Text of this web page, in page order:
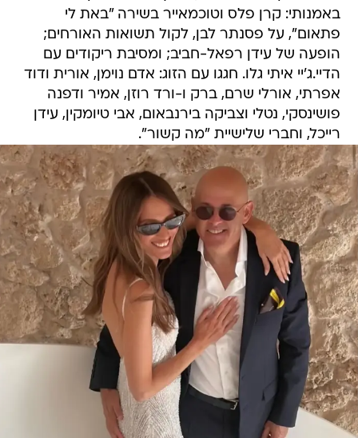
באמנותי: קרן פלס וטוכמאייר בשירה "באת לי
פתאום", על פסנתר לבן, לקול תשואות האורחים;
הופעה של עידן רפאל-חביב; ומסיבת ריקודים עם
הדיי.ג'יי איתי גלו. חגגו עם הזוג: אדם נוימן, אורית ודוד
אפרתי, אורלי שרם, ברק ו-ורד רוזן, אמיר ודפנה
פושינסקי, נטלי וצביקה בירנבאום, אבי טיומקין, עידן
רייכל, וחברי שלישיית "מה קשור".